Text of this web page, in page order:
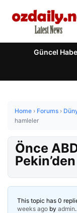
Güncel
Home › Forums ›
hamleler
Önce
This topic has 0
weeks ago by admin.